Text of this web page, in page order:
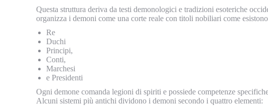
Questa struttura deriva da testi demonologici e tradizioni esoteriche
organizza i demoni come una corte reale con titoli nobiliari come
Re
Duchi
Principi,
Conti,
Marchesi
e Presidenti
Ogni demone comanda legioni di spiriti e possiede competenze
Alcuni sistemi più antichi dividono i demoni secondo i quattro elementi: